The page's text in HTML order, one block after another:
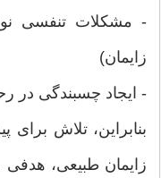
- مشکلات تنفسی
زایمان)
- ایجاد چسبندگی در
بنابراین، تلاش
زایمان طبیعی،